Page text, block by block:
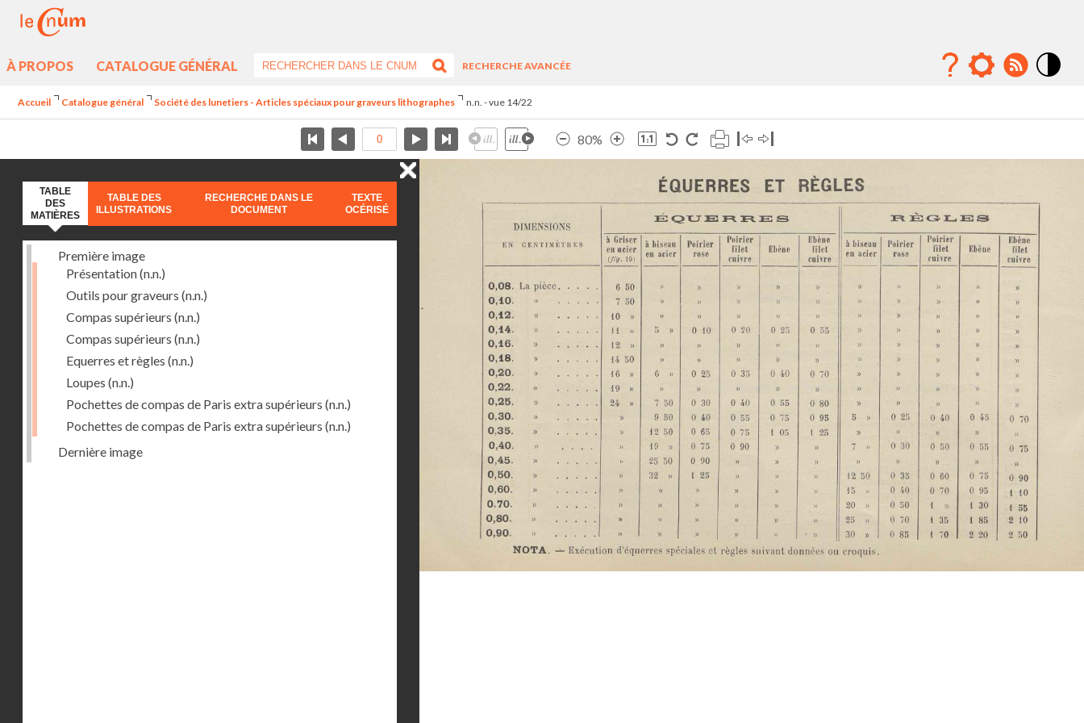
À PROPOS CATALOGUE GÉNÉRAL
RECHERCHE AVANCÉE
Accueil Catalogue général Société des lunetiers - Articles spéciaux pour graveurs lithographes n.n. - vue 14/22
80%
TABLE
DES
MATIÈRES
TABLE DES
ILLUSTRATIONS
RECHERCHE DANS LE
DOCUMENT
TEXTE
OCÉRISÉ
Première image
Présentation(n.n.)
Outils pour graveurs (n.n.)
Compas supérieurs (n.n.)
Compas supérieurs (n.n.)
Equerres et règles (n.n.)
Loupes (n.n.)
Pochettes de compas de Paris extra supérieurs (n.n.)
Pochettes de compas de Paris extra supérieurs (n.n.)
Dernière image